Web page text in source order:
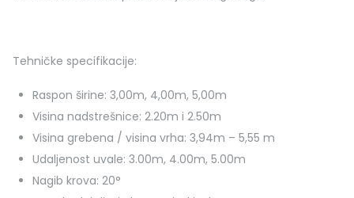
Tehničke specifikacije:
Raspon širine: 3,00m, 4,00m, 5,00m
Visina nadstrešnice: 2.20m i 2.50m
Visina grebena / visina vrha: 3,94m – 5,55 m
Udaljenost uvale: 3.00m, 4.00m, 5.00m
Nagib krova: 20°